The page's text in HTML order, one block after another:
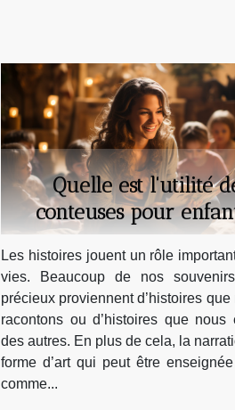
Quelle est l'utilité
conteuses pour
Les histoires jouent un rôle
vies. Beaucoup de nos
précieux proviennent d’histoires
racontons ou d’histoires que nous
des autres. En plus de cela, la
forme d’art qui peut être
comme...